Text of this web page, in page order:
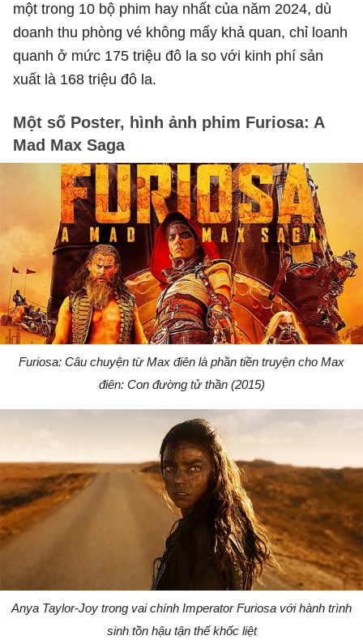
một trong 10 bộ phim hay nhất của năm 2024, dù
doanh thu phòng vé không mấy khả quan, chỉ loanh
quanh ở mức 175 triệu đô la so với kinh phí sản
xuất là 168 triệu đô la.
Một số Poster, hình ảnh phim Furiosa: A
Mad Max Saga
Furiosa: Câu chuyện từ Max điên là phần tiền truyện cho Max
điên: Con đường tử thần (2015)
Anya Taylor-Joy trong vai chính Imperator Furiosa với hành trình
sinh tồn hậu tận thế khốc liệt